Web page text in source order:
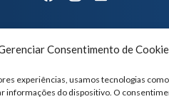
Consentimento de
experiências, usamos tecnologias
informações do dispositivo. O